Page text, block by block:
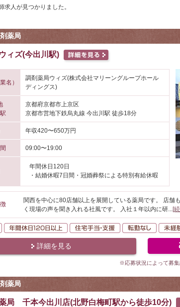
求人が見つかりました。
薬局
ィズ(今出川駅)
名）
調剤薬局ウィズ(株式会社マリーングループホール
ディングス)
京都府京都市上京区
京都市営地下鉄烏丸線 今出川駅 徒歩18分
年収420〜650万円
09:00〜19:00
年間休日120日
・結婚休暇7日間・冠婚葬祭による特別有給休暇
関西を中心に80店舗以上を展開している薬局です。 店舗
く現場の声を聞き入れる社風です。 入社１年以内に研...[
高額給与 年間休日120日以上 住宅手当・支援 転勤なし
詳細を見る
※応募状況によって募集
薬局
局 千本今出川店(北野白梅町駅から徒歩10分)